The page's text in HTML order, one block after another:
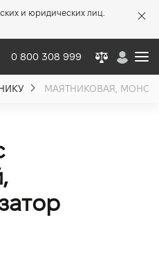
и юридических лиц.
0 800 308 999
МАЯТНИКОВАЯ,